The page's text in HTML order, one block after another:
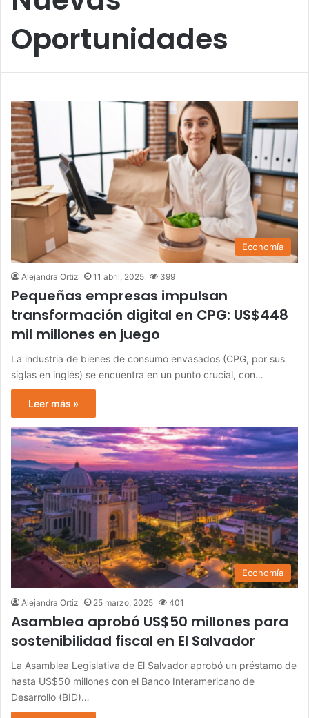
Oportunidades
Economía
Alejandra Ortiz 11 abril, 2025 399
Pequeñas empresas impulsan
transformación digital en CPG: US$448
mil millones en juego
La industria de bienes de consumo envasados (CPG, por sus
siglas en inglés) se encuentra en un punto crucial, con…
Leer más »
Economía
Alejandra Ortiz 25 marzo, 2025 401
Asamblea aprobó US$50 millones para
sostenibilidad fiscal en El Salvador
La Asamblea Legislativa de El Salvador aprobó un préstamo de
hasta US$50 millones con el Banco Interamericano de
Desarrollo (BID)…